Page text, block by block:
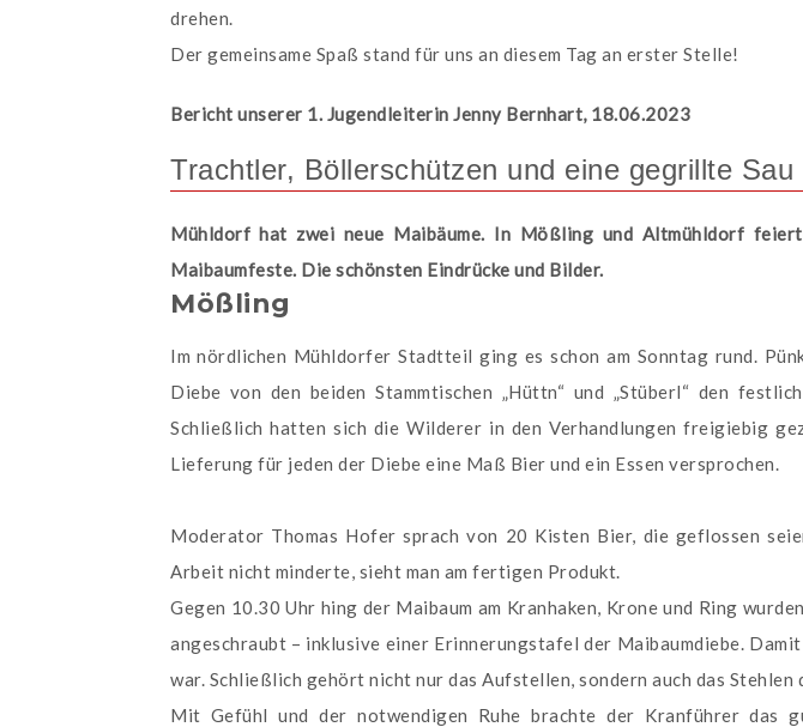
drehen.
Der gemeinsame Spaß stand für uns an diesem Tag an erster Stelle!
Bericht unserer 1. Jugendleiterin Jenny Bernhart, 18.06.2023
Trachtler, Böllerschützen und eine gegrillte
Mühldorf hat zwei neue Maibäume. In Mößling und Altmühldorf
Maibaumfeste. Die schönsten Eindrücke und Bilder.
Mößling
Im nördlichen Mühldorfer Stadtteil ging es schon am Sonntag rund.
Diebe von den beiden Stammtischen „Hüttn“ und „Stüberl“ den
Schließlich hatten sich die Wilderer in den Verhandlungen freigiebig
Lieferung für jeden der Diebe eine Maß Bier und ein Essen versprochen.
Moderator Thomas Hofer sprach von 20 Kisten Bier, die geflossen
Arbeit nicht minderte, sieht man am fertigen Produkt.
Gegen 10.30 Uhr hing der Maibaum am Kranhaken, Krone und Ring
angeschraubt – inklusive einer Erinnerungstafel der Maibaumdiebe.
war. Schließlich gehört nicht nur das Aufstellen, sondern auch das Stehlen
Mit Gefühl und der notwendigen Ruhe brachte der Kranführer das